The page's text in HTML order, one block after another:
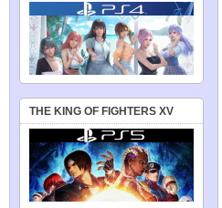
THE KING OF FIGHTERS XV